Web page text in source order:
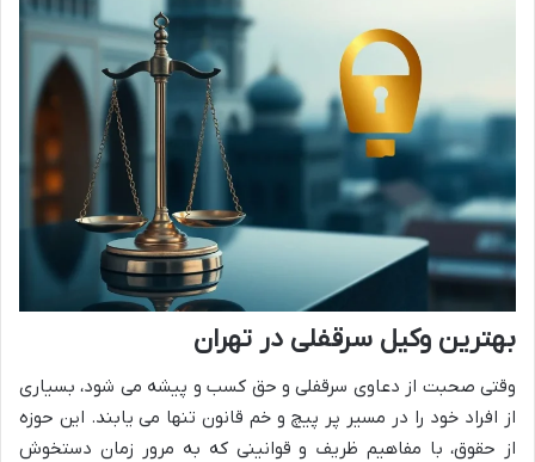
بهترین وکیل سرقفلی در تهران
وقتی صحبت از دعاوی سرقفلی و حق کسب و پیشه می شود، بسیاری
از افراد خود را در مسیر پر پیچ و خم قانون تنها می یابند. این حوزه
از حقوق، با مفاهیم ظریف و قوانینی که به مرور زمان دستخوش